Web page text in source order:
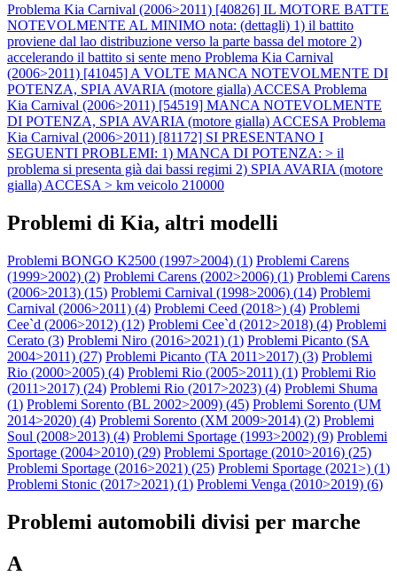
Problema Kia Carnival (2006>2011) [40826] IL MOTORE BATTE
NOTEVOLMENTE AL MINIMO nota: (dettagli) 1) il battito
proviene dal lao distribuzione verso la parte bassa del motore 2)
accelerando il battito si sente meno Problema Kia Carnival
(2006>2011) [41045] A VOLTE MANCA NOTEVOLMENTE DI
POTENZA, SPIA AVARIA (motore gialla) ACCESA Problema
Kia Carnival (2006>2011) [54519] MANCA NOTEVOLMENTE
DI POTENZA, SPIA AVARIA (motore gialla) ACCESA Problema
Kia Carnival (2006>2011) [81172] SI PRESENTANO I
SEGUENTI PROBLEMI: 1) MANCA DI POTENZA: > il
problema si presenta già dai bassi regimi 2) SPIA AVARIA (motore
gialla) ACCESA > km veicolo 210000
Problemi di Kia, altri modelli
Problemi BONGO K2500 (1997>2004) (1) Problemi Carens
(1999>2002) (2) Problemi Carens (2002>2006) (1) Problemi Carens
(2006>2013) (15) Problemi Carnival (1998>2006) (14) Problemi
Carnival (2006>2011) (4) Problemi Ceed (2018>) (4) Problemi
Cee`d (2006>2012) (12) Problemi Cee`d (2012>2018) (4) Problemi
Cerato (3) Problemi Niro (2016>2021) (1) Problemi Picanto (SA
2004>2011) (27) Problemi Picanto (TA 2011>2017) (3) Problemi
Rio (2000>2005) (4) Problemi Rio (2005>2011) (1) Problemi Rio
(2011>2017) (24) Problemi Rio (2017>2023) (4) Problemi Shuma
(1) Problemi Sorento (BL 2002>2009) (45) Problemi Sorento (UM
2014>2020) (4) Problemi Sorento (XM 2009>2014) (2) Problemi
Soul (2008>2013) (4) Problemi Sportage (1993>2002) (9) Problemi
Sportage (2004>2010) (29) Problemi Sportage (2010>2016) (25)
Problemi Sportage (2016>2021) (25) Problemi Sportage (2021>) (1)
Problemi Stonic (2017>2021) (1) Problemi Venga (2010>2019) (6)
Problemi automobili divisi per marche
A